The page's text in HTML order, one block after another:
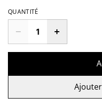
QUANTITÉ